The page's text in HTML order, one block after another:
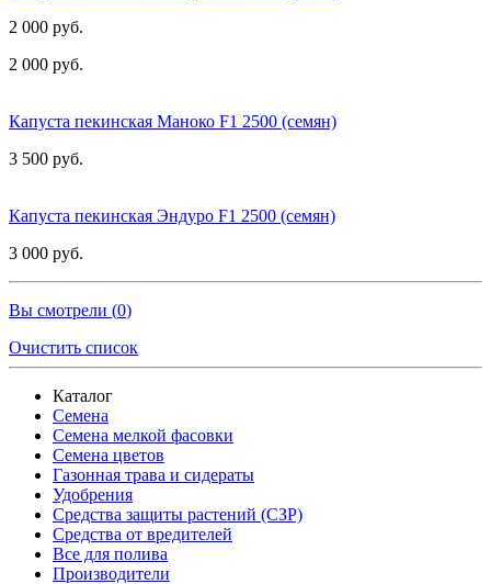
2 000 руб.
2 000 руб.
Капуста пекинская Маноко F1 2500 (семян)
3 500 руб.
Капуста пекинская Эндуро F1 2500 (семян)
3 000 руб.
Вы смотрели (0)
Очистить список
Каталог
Семена
Семена мелкой фасовки
Семена цветов
Газонная трава и сидераты
Удобрения
Средства защиты растений (СЗР)
Средства от вредителей
Все для полива
Производители